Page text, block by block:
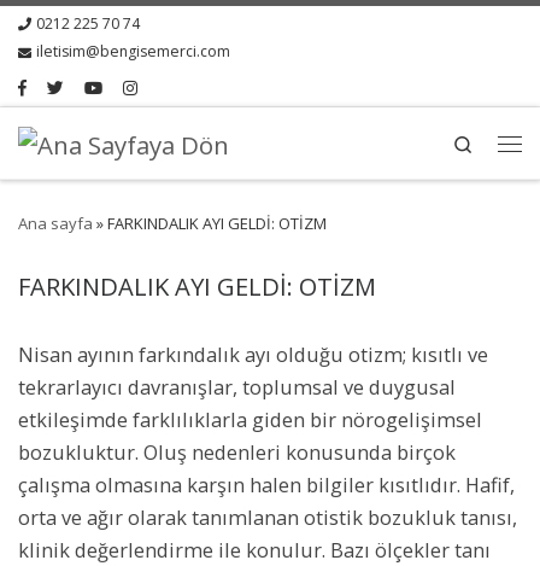
0212 225 70 74
iletisim@bengisemerci.com
Search
Ana sayfa »FARKINDALIK AYI GELDİ: OTİZM
FARKINDALIK AYI GELDİ: OTİZM
Nisan ayının farkındalık ayı olduğu otizm; kısıtlı ve
tekrarlayıcı davranışlar, toplumsal ve duygusal
etkileşimde farklılıklarla giden bir nörogelişimsel
bozukluktur. Oluş nedenleri konusunda birçok
çalışma olmasına karşın halen bilgiler kısıtlıdır. Hafif,
orta ve ağır olarak tanımlanan otistik bozukluk tanısı,
klinik değerlendirme ile konulur. Bazı ölçekler tanı